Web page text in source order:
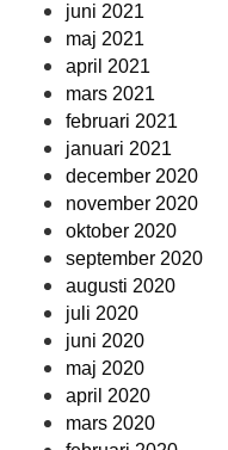
juni 2021
maj 2021
april 2021
mars 2021
februari 2021
januari 2021
december 2020
november 2020
oktober 2020
september 2020
augusti 2020
juli 2020
juni 2020
maj 2020
april 2020
mars 2020